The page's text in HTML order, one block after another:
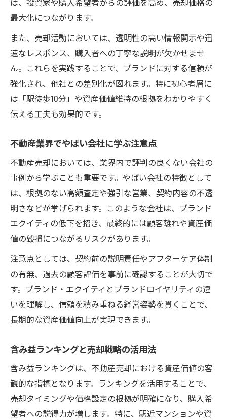
最大化につながります。
また、売却活動においては、透明性の高い情報開示や迅
速なレスポンス、購入者への丁寧な説明が欠かせませ
ん。これらを実践することで、ブランドに対する信頼が
強化され、他社との差別化が図れます。特に初心者層に
は「駅徒歩10分」や資産価値維持の根拠をわかりやすく
伝える工夫も効果的です。
不動産業界でやばい会社に学ぶ注意点
不動産売却においては、業界内で評判の良くない会社の
事例から学ぶことも重要です。やばい会社の特徴として
は、根拠のない高額査定や強引な営業、契約内容の不透
明さなどが挙げられます。このような会社は、ブランド
エクイティの低下を招き、最終的には顧客離れや資産価
値の毀損につながるリスクがあります。
注意点としては、契約前の説明責任やアフターケア体制
の有無、過去の顧客評価を事前に確認することが大切で
す。ブランド・エクイティとブランドロイヤリティの違
いを理解し、信頼を積み重ねる経営姿勢を貫くことで、
長期的な資産価値向上が実現できます。
含み益ランキングと売却戦略の活用法
含み益ランキングは、不動産売却における資産価値の客
観的な指標となります。ランキングを活用することで、
売却タイミングや価格設定の根拠が明確になり、購入希
望者への説得力が増します。特に、駅近マンションや資